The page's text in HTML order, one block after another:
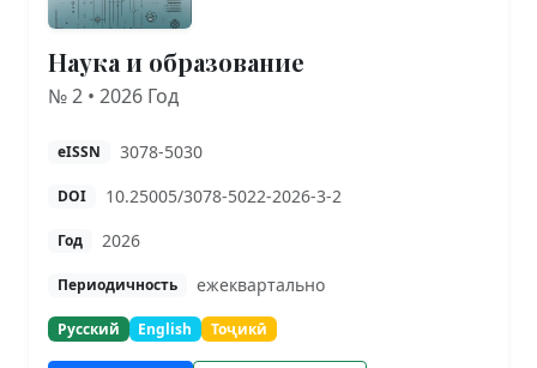
Наука и образование
№ 2 • 2026 Год
eISSN 3078-5030
DOI 10.25005/3078-5022-2026-3-2
Год 2026
Периодичность ежеквартально
Русский English Тоҷикӣ